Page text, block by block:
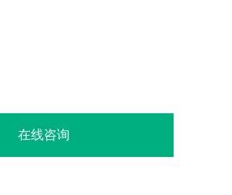
在线咨询